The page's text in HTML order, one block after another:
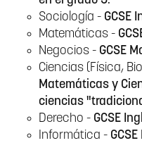
Sociología - GCSE
Matemáticas -
Negocios - GCSE
Ciencias (Física,
Matemáticas y
ciencias
Derecho - GCSE
Informática -